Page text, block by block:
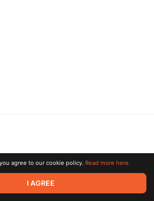
Limited. All rights reserved. All trademarks
respective owners.
agree to our cookie policy. Read more here.
I AGREE